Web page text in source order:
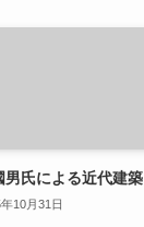
男氏による近代建築
10月31日